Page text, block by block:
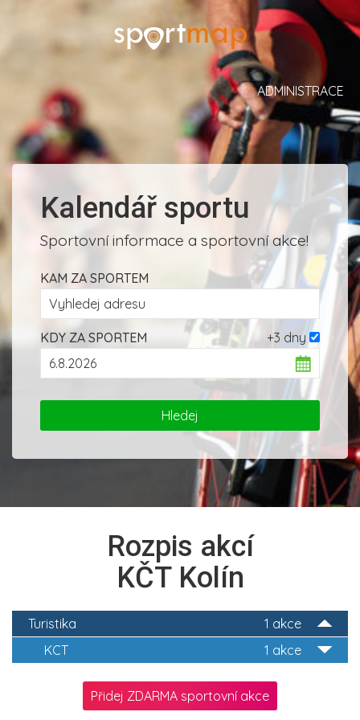
ADMINISTRACE
Kalendář sportu
Sportovní informace a sportovní akce!
KAM ZA SPORTEM
+3 dny
KDY ZA SPORTEM
Rozpis akcí
KČT Kolín
1 akce
Turistika
1 akce
KCT
Přidej ZDARMA sportovní akce